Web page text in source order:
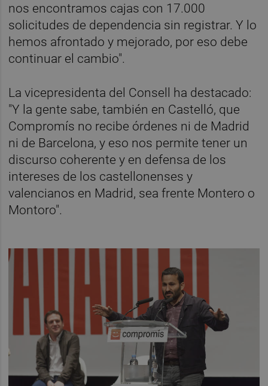
nos encontramos cajas con 17.000
solicitudes de dependencia sin registrar. Y lo
hemos afrontado y mejorado, por eso debe
continuar el cambio".
La vicepresidenta del Consell ha destacado:
"Y la gente sabe, también en Castelló, que
Compromís no recibe órdenes ni de Madrid
ni de Barcelona, y eso nos permite tener un
discurso coherente y en defensa de los
intereses de los castellonenses y
valencianos en Madrid, sea frente Montero o
Montoro".